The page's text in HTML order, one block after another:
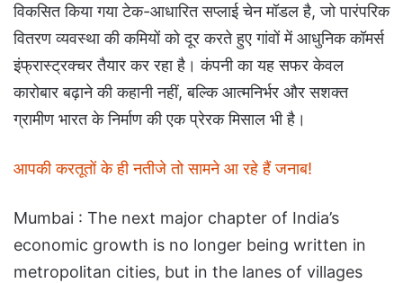
विकसित किया गया टेक-आधारित सप्लाई चेन मॉडल है, जो पारंपरिक
वितरण व्यवस्था की कमियों को दूर करते हुए गांवों में आधुनिक कॉमर्स
इंफ्रास्ट्रक्चर तैयार कर रहा है। कंपनी का यह सफर केवल
कारोबार बढ़ाने की कहानी नहीं, बल्कि आत्मनिर्भर और सशक्त
ग्रामीण भारत के निर्माण की एक प्रेरक मिसाल भी है।
आपकी करतूतों के ही नतीजे तो सामने आ रहे हैं जनाब!
Mumbai : The next major chapter of India’s
economic growth is no longer being written in
metropolitan cities, but in the lanes of villages